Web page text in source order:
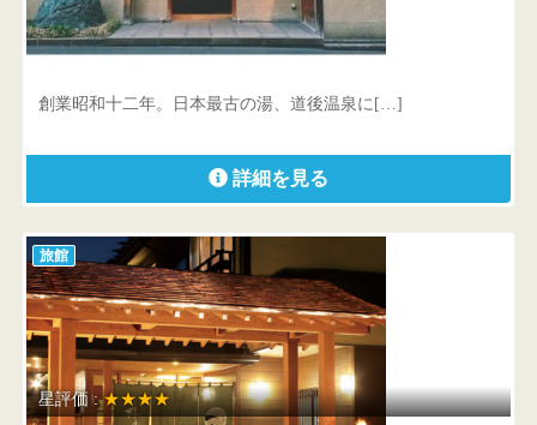
大和屋別荘
愛媛県 松山市道後鷺谷町2-27
創業昭和十二年。日本最古の湯、道後温泉に[…]
詳細を見る
旅館
星評価 :★★★★